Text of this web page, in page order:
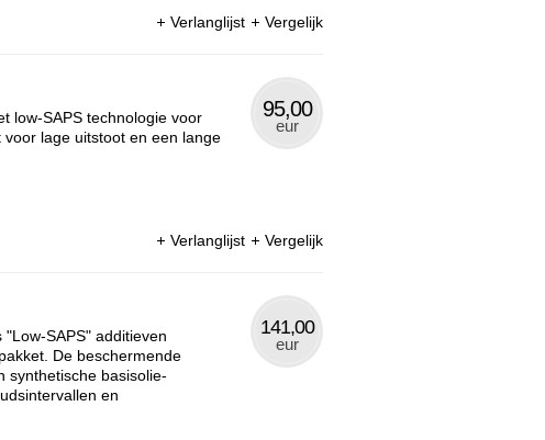
Verlanglijst Vergelijk
low-SAPS technologie voor
lage uitstoot en een lange
95,00
eur
Verlanglijst Vergelijk
SAPS" additieven
De beschermende
synthetische basisolie-
en
141,00
eur